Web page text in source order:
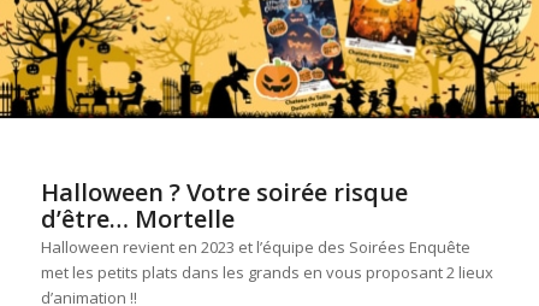
Halloween ? Votre soirée risque
d’être… Mortelle
Halloween revient en 2023 et l’équipe des Soirées Enquête
met les petits plats dans les grands en vous proposant 2 lieux
d’animation !!